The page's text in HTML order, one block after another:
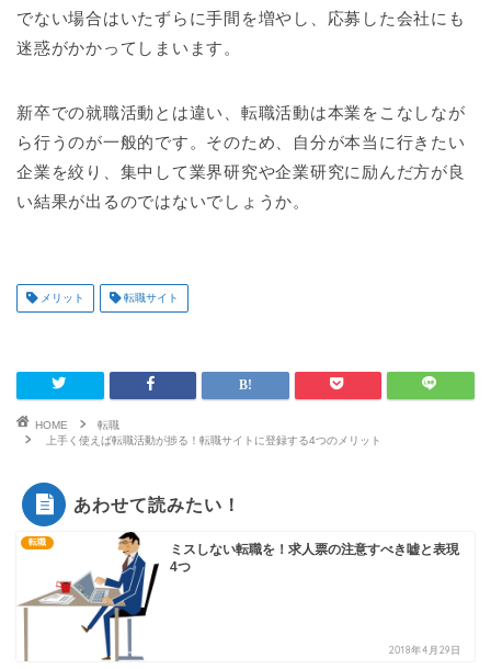
でない場合はいたずらに手間を増やし、応募した会社にも
迷惑がかかってしまいます。
新卒での就職活動とは違い、転職活動は本業をこなしなが
ら行うのが一般的です。そのため、自分が本当に行きたい
企業を絞り、集中して業界研究や企業研究に励んだ方が良
い結果が出るのではないでしょうか。
メリット 転職サイト
HOME
転職
上手く使えば転職活動が捗る！転職サイトに登録する4つのメリット
あわせて読みたい！
転職
ミスしない転職を！求人票の注意すべき嘘と表現
4つ
2018年4月29日